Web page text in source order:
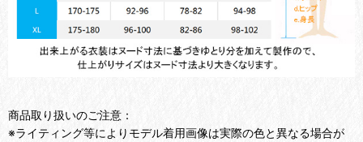
商品取り扱いのご注意：
※ライティング等によりモデル着用画像は実際の色と異なる場合が